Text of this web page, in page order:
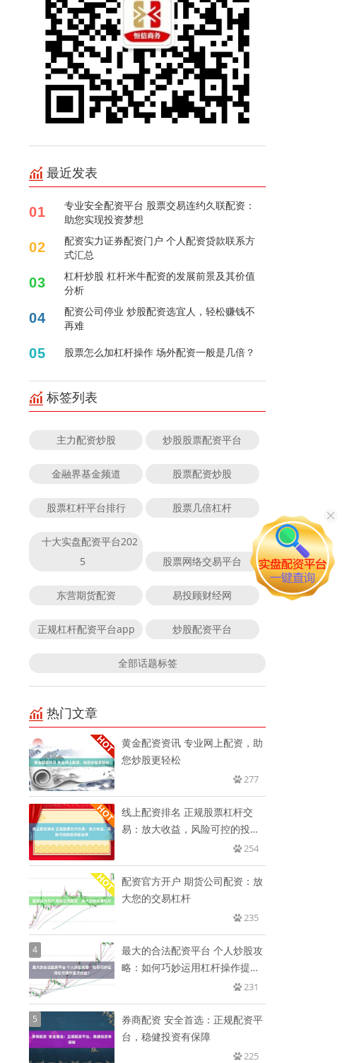
最近发表
01
专业安全配资平台 股票交易连约久联配资：
助您实现投资梦想
02
配资实力证券配资门户 个人配资贷款联系方
式汇总
03
杠杆炒股 杠杆米牛配资的发展前景及其价值
分析
04
配资公司停业 炒股配资选宜人，轻松赚钱不
再难
05 股票怎么加杠杆操作 场外配资一般是几倍？
标签列表
主力配资炒股 炒股股票配资平台
金融界基金频道 股票配资炒股
股票杠杆平台排行 股票几倍杠杆
十大实盘配资平台202
5
股票网络交易平台
东营期货配资 易投顾财经网
正规杠杆配资平台app 炒股配资平台
全部话题标签
热门文章
黄金配资资讯 专业网上配资，助
您炒股更轻松
277
线上配资排名 正规股票杠杆交
易：放大收益，风险可控的投资
254
配资官方开户 期货公司配资：放
大您的交易杠杆
235
4
最大的合法配资平台 个人炒股攻
略：如何巧妙运用杠杆操作提升
231
5
券商配资 安全首选：正规配资平
台，稳健投资有保障
225